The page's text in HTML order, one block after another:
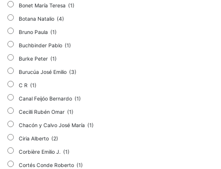
Bonet María Teresa (1)
Botana Natalio (4)
Bruno Paula (1)
Buchbinder Pablo (1)
Burke Peter (1)
Burucúa José Emilio (3)
C R (1)
Canal Feijóo Bernardo (1)
Cecilli Rubén Omar (1)
Chacón y Calvo José María (1)
Ciria Alberto (2)
Corbière Emilio J. (1)
Cortés Conde Roberto (1)